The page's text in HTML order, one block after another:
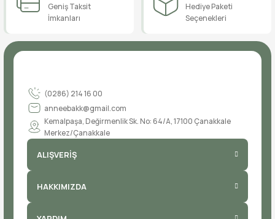
Geniş Taksit
İmkanları
Hediye Paketi
Seçenekleri
(0286) 214 16 00
anneebakk@gmail.com
Kemalpaşa, Değirmenlik Sk. No: 64/A, 17100 Çanakkale
Merkez/Çanakkale
ALIŞVERİŞ
HAKKIMIZDA